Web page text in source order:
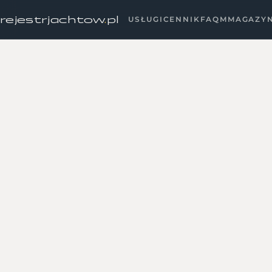
rejestrjachtow.pl USŁUGI CENNIK FAQ MMAGAZYN